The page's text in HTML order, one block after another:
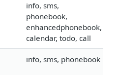
info, sms,
phonebook,
enhancedphonebook,
calendar, todo, call
info, sms, phonebook